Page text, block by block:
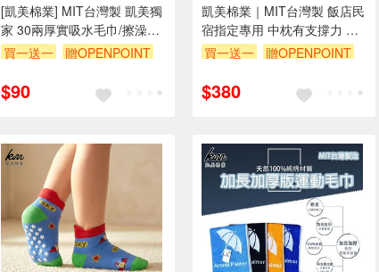
[凱美棉業] MIT台灣製 凱美獨
家 30兩厚實吸水毛巾/擦澡巾
(買1送1隨機出色，雙數
買一送一 贈OPENPOINT
$90
凱美棉業｜MIT台灣製 飯店民
宿指定專用 中枕有支撐力 高
級8118壓縮枕 防蟎抗菌 (買一
買一送一 贈OPENPOINT
$380